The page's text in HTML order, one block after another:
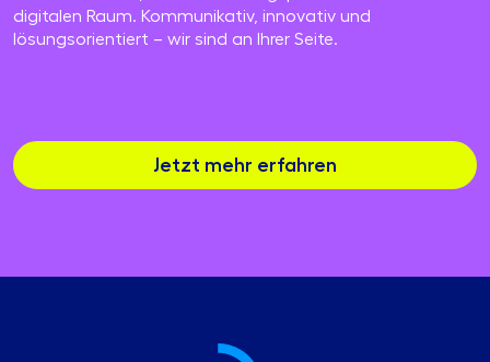
digitalen Raum. Kommunikativ, innovativ und
lösungsorientiert – wir sind an Ihrer Seite.
Jetzt mehr erfahren